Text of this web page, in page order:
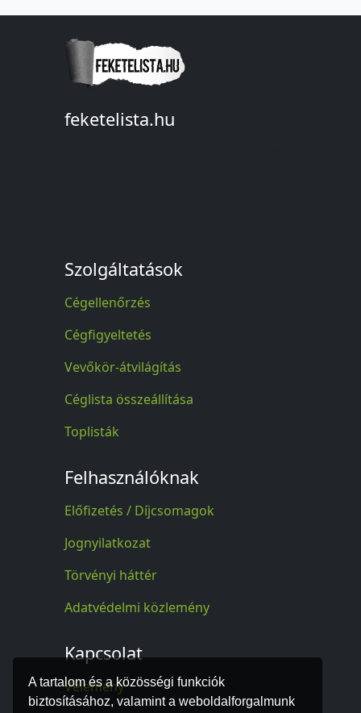
A tartalom és a közösségi funkciók
biztosításához, valamint a weboldalforgalmunk
feketelista.hu
Szolgáltatások
Cégellenőrzés
Cégfigyeltetés
Vevőkör-átvilágítás
Céglista összeállítása
Toplisták
Felhasználóknak
Előfizetés / Díjcsomagok
Jognyilatkozat
Törvényi háttér
Adatvédelmi közlemény
Kapcsolat
Vélemény